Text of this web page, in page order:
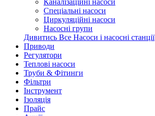
Спеціальні насоси
Циркуляційні насоси
Насосні групи
Дивитись Все Насоси і насосні станції
Приводи
Регулятори
Теплові насоси
Труби & Фітинги
Фільтри
Інструмент
Ізоляція
Прайс